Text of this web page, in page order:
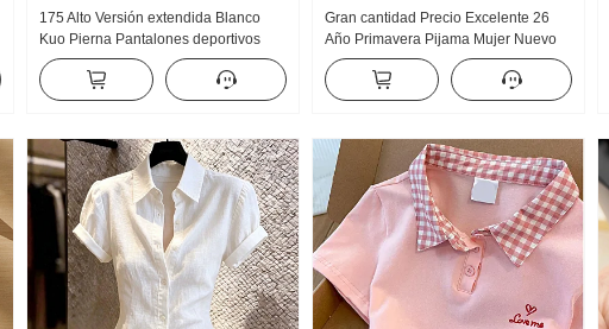
175 Alto Versión extendida Blanco
Kuo Pierna Pantalones deportivos
Mujer Primavera y otoño Nuevo
Versátil Rayas Casual Arrastrando
Pantalones
Gran cantidad Precio Excelente 26
Año Primavera Pijama Mujer Nuevo
Nubes Algodón Manga Larga
Pequeño cuello vuelto Ropa de casa
Conjunto Transmisión en vivo Alto